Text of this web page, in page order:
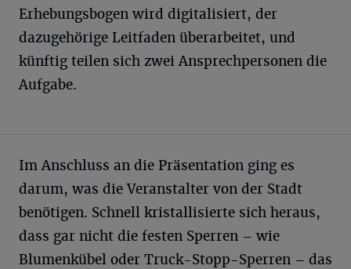
Erhebungsbogen wird digitalisiert, der
dazugehörige Leitfaden überarbeitet, und
künftig teilen sich zwei Ansprechpersonen die
Aufgabe.
Im Anschluss an die Präsentation ging es
darum, was die Veranstalter von der Stadt
benötigen. Schnell kristallisierte sich heraus,
dass gar nicht die festen Sperren – wie
Blumenkübel oder Truck-Stopp-Sperren – das